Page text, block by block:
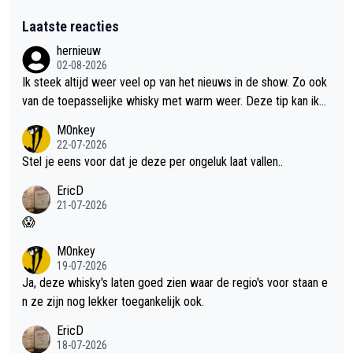
Laatste reacties
hernieuw
02-08-2026
Ik steek altijd weer veel op van het nieuws in de show. Zo ook
van de toepasselijke whisky met warm weer. Deze tip kan ik
M0nkey
22-07-2026
Stel je eens voor dat je deze per ongeluk laat vallen..
EricD
21-07-2026
😱
M0nkey
19-07-2026
Ja, deze whisky's laten goed zien waar de regio's voor staan e
n ze zijn nog lekker toegankelijk ook.
EricD
18-07-2026